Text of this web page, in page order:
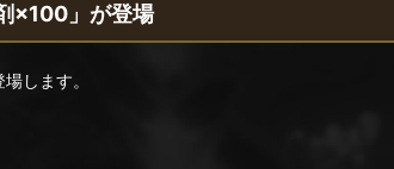
×100」が登場
します。